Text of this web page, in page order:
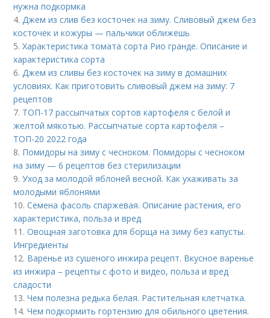
нужна подкормка
4.Джем из слив без косточек на зиму. Сливовый джем без
косточек и кожуры — пальчики оближешь
5.Характеристика томата сорта Рио гранде. Описание и
характеристика сорта
6.Джем из сливы без косточек на зиму в домашних
условиях. Как приготовить сливовый джем на зиму: 7
рецептов
7. ТОП-17 рассыпчатых сортов картофеля с белой и
желтой мякотью. Рассыпчатые сорта картофеля –
ТОП-20 2022 года
8. Помидоры на зиму с чесноком. Помидоры с чесноком
на зиму — 6 рецептов без стерилизации
9.Уход за молодой яблоней весной. Как ухаживать за
молодыми яблонями
10.Семена фасоль спаржевая. Описание растения, его
характеристика, польза и вред
11.Овощная заготовка для борща на зиму без капусты.
Ингредиенты
12. Варенье из сушеного инжира рецепт. Вкусное варенье
из инжира – рецепты с фото и видео, польза и вред
сладости
13.Чем полезна редька белая. Растительная клетчатка.
14.Чем подкормить гортензию для обильного цветения.